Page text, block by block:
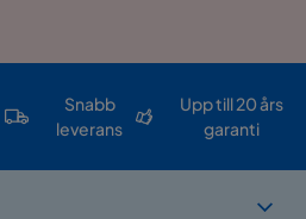
Snabb
leverans
Upp till 20 års
garanti